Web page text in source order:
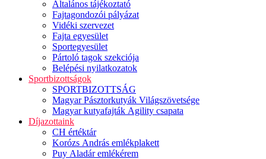
Általános tájékoztató
Fajtagondozói pályázat
Vidéki szervezet
Fajta egyesület
Sportegyesület
Pártoló tagok szekciója
Belépési nyilatkozatok
Sportbizottságok
SPORTBIZOTTSÁG
Magyar Pásztorkutyák Világszövetsége
Magyar kutyafajták Agility csapata
Díjazottaink
CH értéktár
Korózs András emlékplakett
Puy Aladár emlékérem